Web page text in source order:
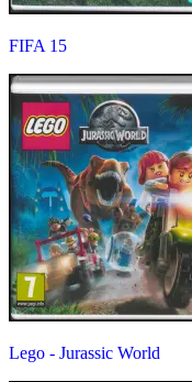
FIFA 15
Lego - Jurassic World